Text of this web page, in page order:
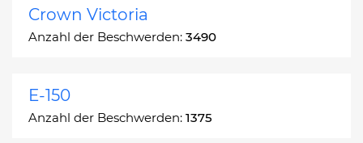
Crown Victoria
Anzahl der Beschwerden: 3490
E-150
Anzahl der Beschwerden: 1375